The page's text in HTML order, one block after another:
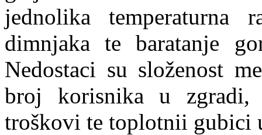
jednolika
dimnjaka te baratanje
Nedostaci su složenost
broj korisnika u
troškovi te toplotnii gubici